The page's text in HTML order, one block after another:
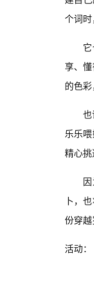
个词时
享、
的色
乐乐
精心挑
卜，
份穿越
活动